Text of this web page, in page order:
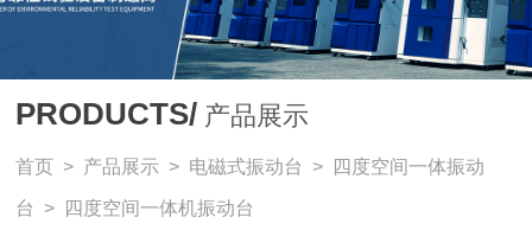
PRODUCTS/ 产品展示
首页 > 产品展示 > 电磁式振动台 > 四度空间一体振动
台 > 四度空间一体机振动台